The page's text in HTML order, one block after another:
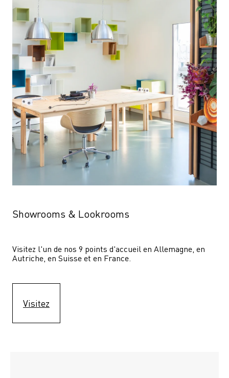
Showrooms & Lookrooms
Visitez l'un de nos 9 points d'accueil en Allemagne, en
Autriche, en Suisse et en France.
Visitez